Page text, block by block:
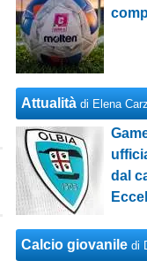
Attualità di Elena
dal
Calcio giovanile di